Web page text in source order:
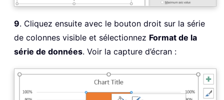
9. Cliquez ensuite avec le bouton droit sur la série
de colonnes visible et sélectionnez Format de la
série de données. Voir la capture d’écran :